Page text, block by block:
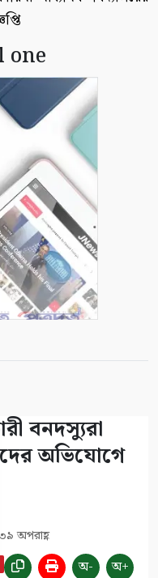
one
বনদস্যুরা
অভিযোগে
অপরাহ্ণ
অ- অ+